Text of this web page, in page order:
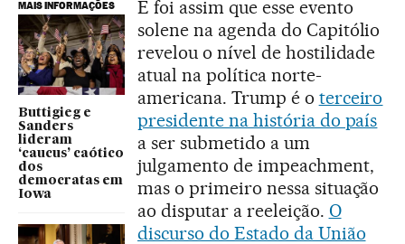
MAIS INFORMAÇÕES
Buttigieg e
Sanders
lideram
‘caucus’ caótico
dos
democratas em
Iowa
E foi assim que esse evento
solene na agenda do Capitólio
revelou o nível de hostilidade
atual na política norte-
americana. Trump é o terceiro
presidente na história do país
a ser submetido a um
julgamento de impeachment,
mas o primeiro nessa situação
ao disputar a reeleição. O
discurso do Estado da União